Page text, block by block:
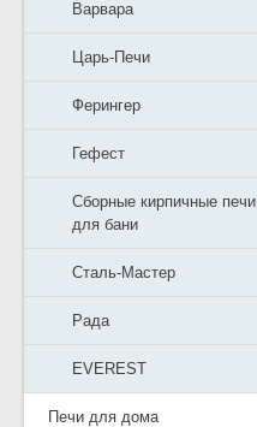
Варвара
Царь-Печи
Ферингер
Гефест
Сборные кирпичные печи
для бани
Сталь-Мастер
Рада
EVEREST
Печи для дома